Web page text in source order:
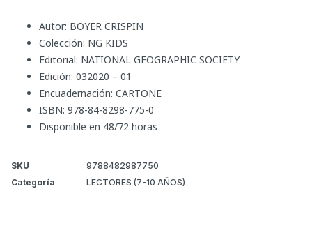
Autor: BOYER CRISPIN
Colección: NG KIDS
Editorial: NATIONAL GEOGRAPHIC SOCIETY
Edición: 032020 – 01
Encuadernación: CARTONE
ISBN: 978-84-8298-775-0
Disponible en 48/72 horas
SKU
9788482987750
Categoría
LECTORES (7-10 AÑOS)